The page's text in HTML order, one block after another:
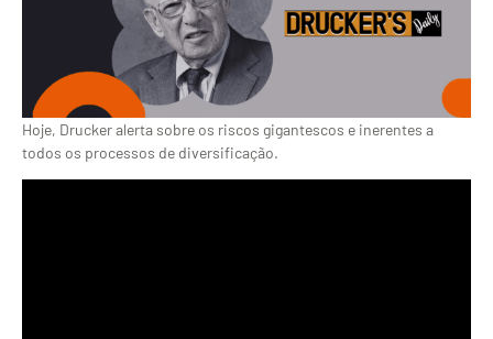
Hoje, Drucker alerta sobre os riscos gigantescos e inerentes a
todos os processos de diversificação.